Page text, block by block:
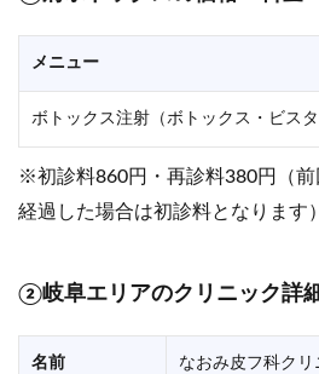
メニュー
ボトックス注射（ボトックス・ビスタ
※初診料860円・再診料380円（前
経過した場合は初診料となります）
②岐阜エリアのクリニック詳
名前 なおみ皮フ科クリ